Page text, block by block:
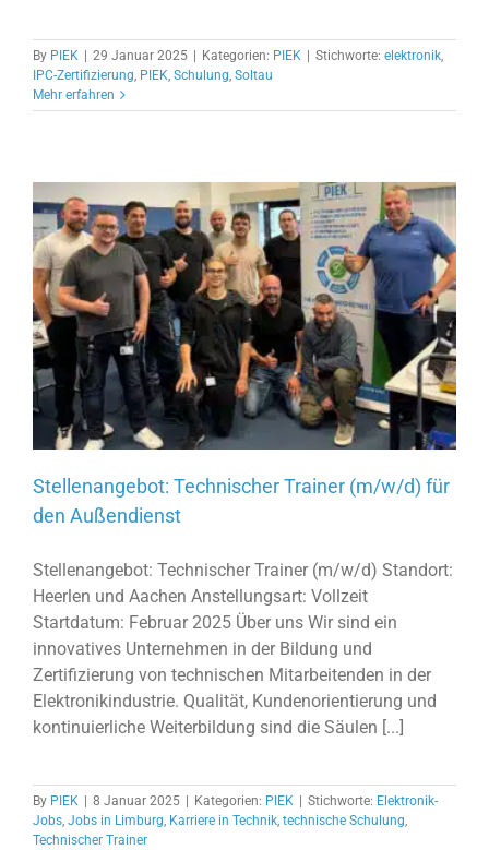
By PIEK 29 Januar 2025 Kategorien: PIEK Stichworte: elektronik,
IPC-Zertifizierung, PIEK, Schulung, Soltau
Mehr erfahren
Stellenangebot: Technischer Trainer (m/w/d) für
den Außendienst
Stellenangebot: Technischer Trainer (m/w/d) Standort:
Heerlen und Aachen Anstellungsart: Vollzeit
Startdatum: Februar 2025 Über uns Wir sind ein
innovatives Unternehmen in der Bildung und
Zertifizierung von technischen Mitarbeitenden in der
Elektronikindustrie. Qualität, Kundenorientierung und
kontinuierliche Weiterbildung sind die Säulen [...]
By PIEK 8 Januar 2025 Kategorien: PIEK Stichworte: Elektronik-
Jobs, Jobs in Limburg, Karriere in Technik, technische Schulung,
Technischer Trainer